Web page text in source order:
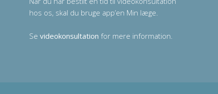
hos os, skal du bruge app’en Min læge.
Se videokonsultation for mere information.